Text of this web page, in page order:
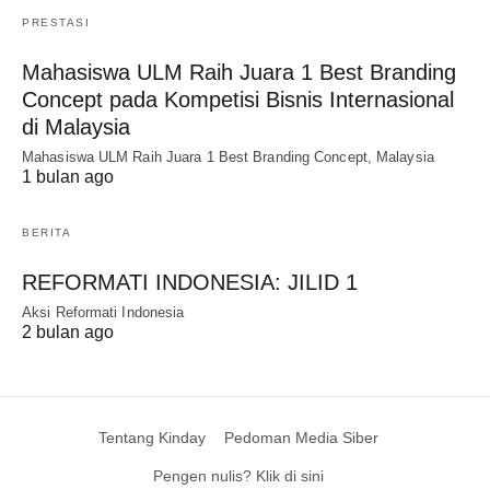
PRESTASI
Mahasiswa ULM Raih Juara 1 Best Branding
Concept pada Kompetisi Bisnis Internasional
di Malaysia
Mahasiswa ULM Raih Juara 1 Best Branding Concept, Malaysia
1 bulan ago
BERITA
REFORMATI INDONESIA: JILID 1
Aksi Reformati Indonesia
2 bulan ago
Tentang Kinday Pedoman Media Siber
Pengen nulis? Klik di sini